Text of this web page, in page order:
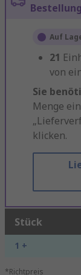
Auf
21
von
Sie
Menge
klicken.
Stück
1 +
*Richtpreis